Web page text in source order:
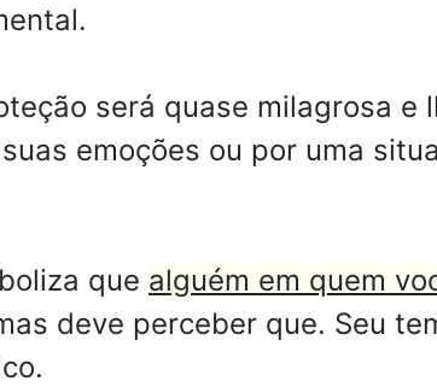
será quase milagrosa e
emoções ou por uma
que alguém em quem
deve perceber que. Seu